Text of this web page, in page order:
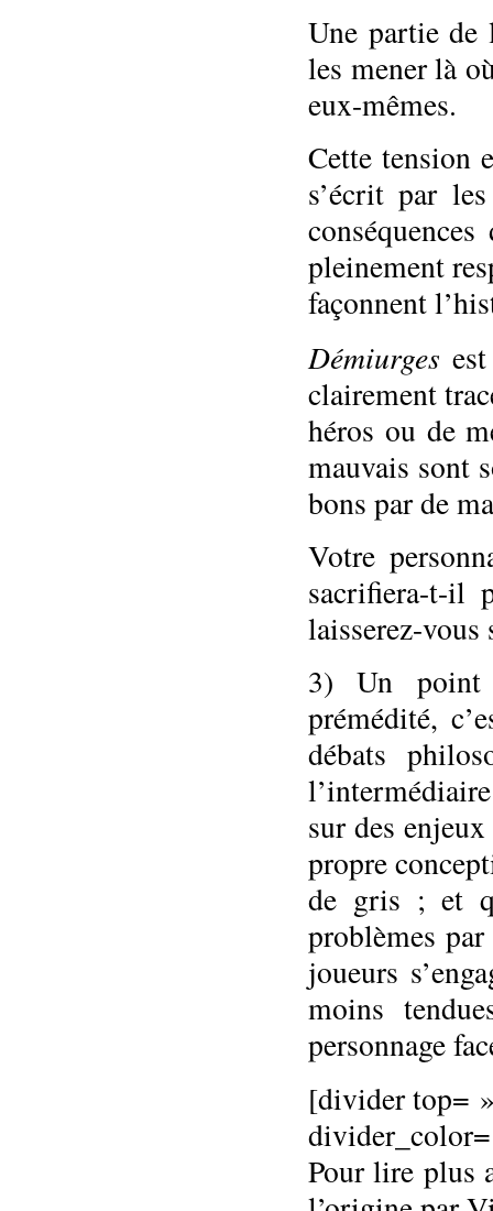
Une partie de
les mener là
eux-mêmes.
Cette tension
s’écrit par
pleinement
façonnent
Démiurges
clairement
héros ou de
mauvais sont
bons par de
Votre
sacrifiera-t-il
laisserez-
3) Un point
prémédité,
débats
sur des
propre
de gris ; et
problèmes
joueurs
moins
personnage
[divider top=
Pour lire plus